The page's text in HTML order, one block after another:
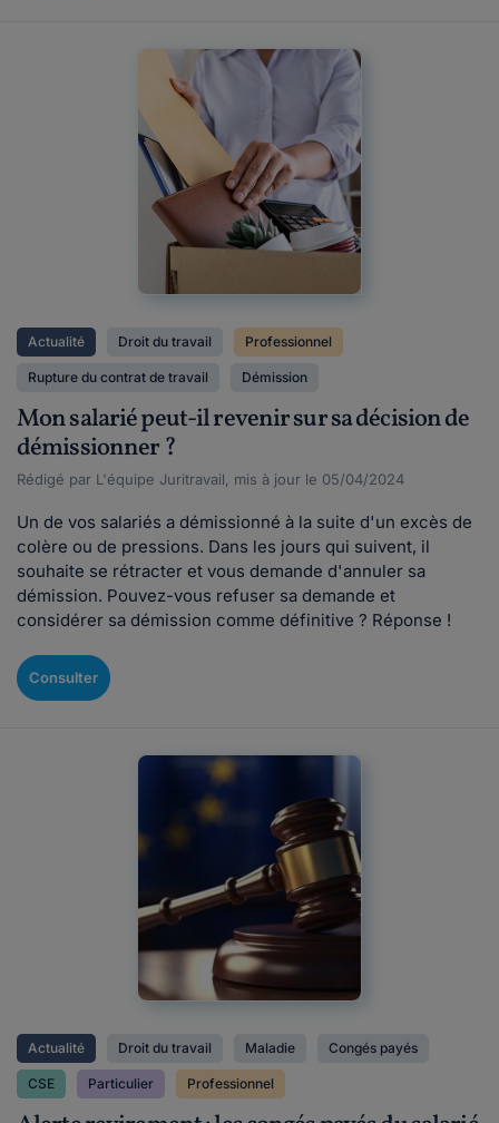
Actualité Droit du travail Professionnel
Rupture du contrat de travail Démission
Mon salarié peut-il revenir sur sa décision de
démissionner ?
Rédigé par L'équipe Juritravail, mis à jour le 05/04/2024
Un de vos salariés a démissionné à la suite d'un excès de
colère ou de pressions. Dans les jours qui suivent, il
souhaite se rétracter et vous demande d'annuler sa
démission. Pouvez-vous refuser sa demande et
considérer sa démission comme définitive ? Réponse !
Consulter
Actualité Droit du travail Maladie Congés payés
CSE Particulier Professionnel